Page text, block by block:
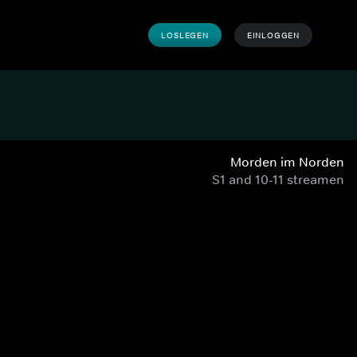
LOSLEGEN EINLOGGEN
Morden im Norden
S1 and 10-11 streamen